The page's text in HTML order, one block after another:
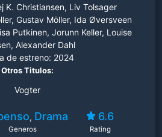
K. Christiansen, Liv Tolsager
Gustav Möller, Ida Øversveen
Putkinen, Jorunn Keller, Louise
Alexander Dahl
de estreno: 2024
Otros Titulos:
Vogter
, Drama
Generos
6.6
Rating